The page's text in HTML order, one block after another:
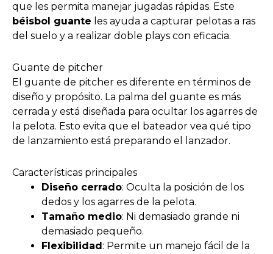
que les permita manejar jugadas rápidas. Este
béisbol guante les ayuda a capturar pelotas a ras
del suelo y a realizar doble plays con eficacia.
Guante de pitcher
El guante de pitcher es diferente en términos de
diseño y propósito. La palma del guante es más
cerrada y está diseñada para ocultar los agarres de
la pelota. Esto evita que el bateador vea qué tipo
de lanzamiento está preparando el lanzador.
Características principales
Diseño cerrado: Oculta la posición de los
dedos y los agarres de la pelota.
Tamaño medio: Ni demasiado grande ni
demasiado pequeño.
Flexibilidad : Permite un manejo fácil de la